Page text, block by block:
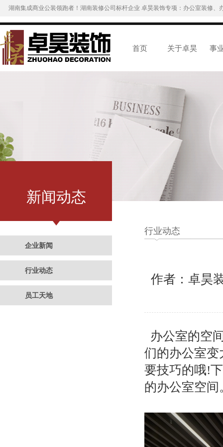
湖南集成商业公装领跑者！湖南装修公司标杆企业 卓昊装饰专项：办公室装修
首页 关于卓昊 事
新闻动态
企业新闻
行业动态
员工天地
行业动态
作者：卓
办公室的空
们的办公室变
要技巧的哦!
的办公室空间